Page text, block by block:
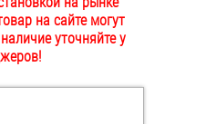
на сайте могут
уточняйте у